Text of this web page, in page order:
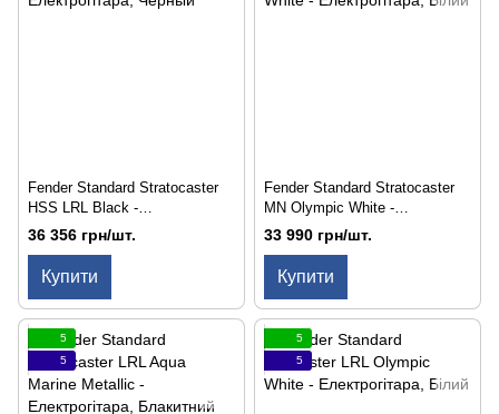
Fender Standard Stratocaster
HSS LRL Black -
Електрогітара
36 356 грн/шт.
Купити
Fender Standard Stratocaster
MN Olympic White -
Електрогітара
33 990 грн/шт.
Купити
5
5
5
5